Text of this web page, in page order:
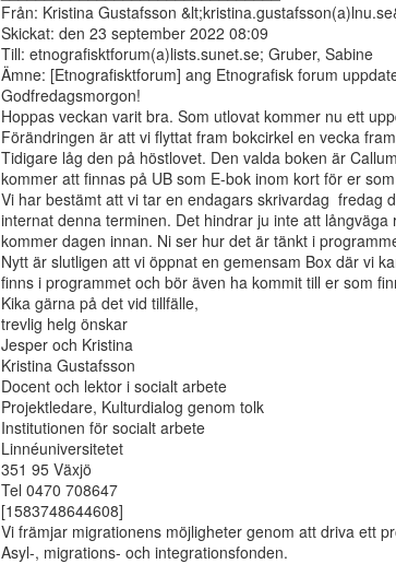
Från: Kristina Gustafsson
Skickat: den 23 september 2022 08:09
Till: etnografisktforum(a)lists.sunet.se; Gruber, Sabine
Ämne: [Etnografisktforum] ang Etnografisk forum
Godfredagsmorgon!
Hoppas veckan varit bra. Som utlovat kommer nu ett
Förändringen är att vi flyttat fram bokcirkel en vecka
Tidigare låg den på höstlovet. Den valda boken är
kommer att finnas på UB som E-bok inom kort för er
Vi har bestämt att vi tar en endagars skrivardag  fredag
internat denna terminen. Det hindrar ju inte att långväga
kommer dagen innan. Ni ser hur det är tänkt i
Nytt är slutligen att vi öppnat en gemensam Box där vi
finns i programmet och bör även ha kommit till er som
Kika gärna på det vid tillfälle,
trevlig helg önskar
Jesper och Kristina
Kristina Gustafsson
Docent och lektor i socialt arbete
Projektledare, Kulturdialog genom tolk
Institutionen för socialt arbete
Linnéuniversitetet
351 95 Växjö
Tel 0470 708647
[1583748644608]
Vi främjar migrationens möjligheter genom att driva ett
Asyl-, migrations- och integrationsfonden.